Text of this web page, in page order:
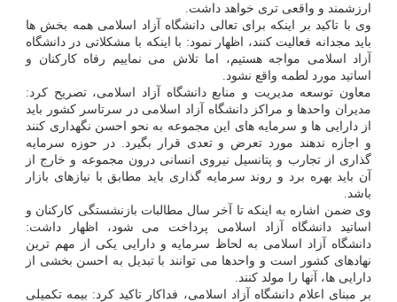
ارزشمند و واقعی تری خواهد داشت.
وی با تاکید بر اینکه برای تعالی دانشگاه آزاد اسلامی همه بخش ها
باید مجدانه فعالیت کنند، اظهار نمود: با اینکه با مشکلاتی در دانشگاه
آزاد اسلامی مواجه هستیم، اما تلاش می نماییم رفاه کارکنان و
اساتید مورد لطمه واقع نشود.
معاون توسعه مدیریت و منابع دانشگاه آزاد اسلامی، تصریح کرد:
مدیران واحدها و مراکز دانشگاه آزاد اسلامی در سرتاسر کشور باید
از دارایی ها و سرمایه های این مجموعه به نحو احسن نگهداری کنند
و اجازه ندهند مورد تعرض و تعدی قرار بگیرد. در حوزه سرمایه
گذاری از تجارب و پتانسیل نیروی انسانی درون مجموعه و خارج از
آن باید بهره برد و روند سرمایه گذاری باید مطابق با نیازهای بازار
باشد.
وی ضمن اشاره به اینکه تا آخر سال مطالبات بازنشستگی کارکنان و
اساتید دانشگاه آزاد اسلامی پرداخت می شود، اظهار داشت:
دانشگاه آزاد اسلامی به لحاظ سرمایه و دارایی یکی از مهم ترین
نهادهای کشور است و واحدها می توانند با تبدیل به احسن بخشی از
دارایی ها، آنها را مولد کنند.
بر مبنای اعلام دانشگاه آزاد اسلامی، فداکار تاکید کرد: بیمه تکمیلی